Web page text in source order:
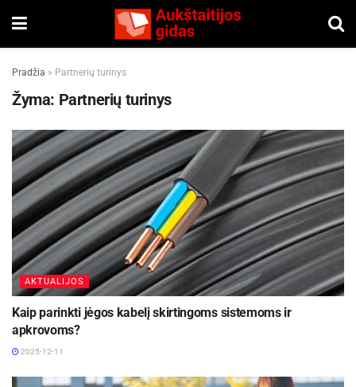
Pradžia » Partnerių turinys
Žyma: Partnerių turinys
AKTUALIJOS
Kaip parinkti jėgos kabelį skirtingoms sistemoms ir
apkrovoms?
2025-12-11